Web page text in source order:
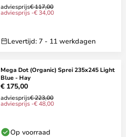
adviesprijs€ 117,00
adviesprijs -€ 34,00
Levertijd: 7 - 11 werkdagen
Mega Dot (Organic) Sprei 235x245 Light
Blue - Hay
€ 175,00
adviesprijs€ 223,00
adviesprijs -€ 48,00
Op voorraad